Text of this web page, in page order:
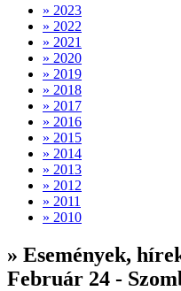
» 2023
» 2022
» 2021
» 2020
» 2019
» 2018
» 2017
» 2016
» 2015
» 2014
» 2013
» 2012
» 2011
» 2010
» Események,
Február 24 -